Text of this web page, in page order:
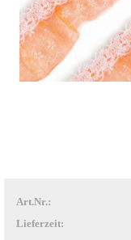
Art.Nr.:
Lieferzeit: